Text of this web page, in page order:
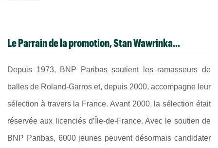
Le Parrain de la promotion,Stan Wawrinka...
Depuis 1973, BNP Paribas soutient les ramasseurs de
balles de Roland-Garros et, depuis 2000, accompagne leur
sélection à travers la France. Avant 2000, la sélection était
réservée aux licenciés d’Île-de-France. Avec le soutien de
BNP Paribas, 6000 jeunes peuvent désormais candidater